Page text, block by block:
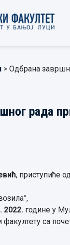
> Одбрана
рада
, приступиће
2022. године у
са